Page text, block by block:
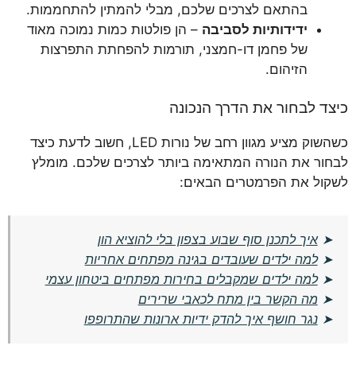
בהתאם לצרכים שלכם, מבלי להמתין להתחממות.
ידידותיות לסביבה – הן פולטות כמות נמוכה מאוד
של פחמן דו-חמצני, תורמות להפחתת התפרצות
הזיהום.
כיצד לבחור את הדרך הנכונה
כשהשוק מציע מגוון רחב של נורות LED, חשוב לדעת כיצד
לבחור את הנורה המתאימה ביותר לצרכים שלכם. מומלץ
לשקול את הפרמטרים הבאים:
➤איך לתכנן סוף שבוע בצפון בלי להוציא הון
➤למה ילדים שעובדים בגינה מפתחים אחריות
➤למה ילדים שמקבלים בחירות מפתחים ביטחון עצמי
➤ מה הקשר בין מתח לכאבי שרירים
➤נגר חושף איך להדק ידיות ארונות שהתרופפו